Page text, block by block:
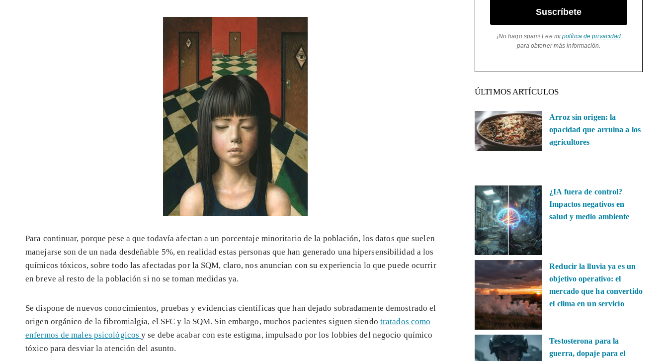
Para continuar, porque pese a que todavía afectan a un porcentaje minoritario de la población, los datos que suelen
manejarse son de un nada desdeñable 5%, en realidad estas personas que han generado una hipersensibilidad a los
químicos tóxicos, sobre todo las afectadas por la SQM, claro, nos anuncian con su experiencia lo que puede ocurrir
en breve al resto de la población si no se toman medidas ya.
Se dispone de nuevos conocimientos, pruebas y evidencias científicas que han dejado sobradamente demostrado el
origen orgánico de la fibromialgia, el SFC y la SQM. Sin embargo, muchos pacientes siguen siendo tratados como
enfermos de males psicológicosy se debe acabar con este estigma, impulsado por los lobbies del negocio químico
tóxico para desviar la atención del asunto.
Suscríbete
¡No hago spam! Lee mipolítica de privacidad
para obtener más información.
ÚLTIMOS ARTÍCULOS
Arroz sin origen: la
opacidad que arruina a los
agricultores
¿IA fuera de control?
Impactos negativos en
salud y medio ambiente
Reducir la lluvia ya es un
objetivo operativo: el
mercado que ha convertido
el clima en un servicio
Testosterona para la
guerra, dopaje para el